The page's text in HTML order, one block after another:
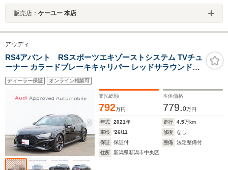
販売店： ケーユー 本店
アウディ
RS4アバント RSスポーツエキゾーストシステム TVチュ
ーナー カラードブレーキキャリパー レッドサラウンドビ
ューカメラ/パークアシストブラックAudi ringsパッケー
ジ ヘッドアップディスプレイ
ディーラー保証 オンライン相談可
支払総額
792万円
本体価格
779.0万円
年式 2021年 走行 4.5万km
車検
'26/11 修復
なし
保証
保証付 整備
法定整備付
住所
新潟県新潟市中央区